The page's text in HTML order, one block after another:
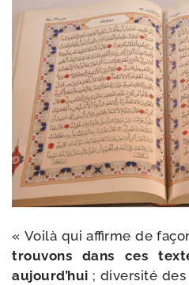
« Voilà qui affirme de
trou­vons dans ces
aujourd’hui ; diver­si­té